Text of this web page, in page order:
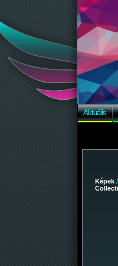
Aktuális
Képek